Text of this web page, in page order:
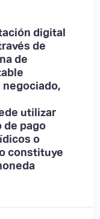
digital
de
de
utilizar
de pago
o
constituye